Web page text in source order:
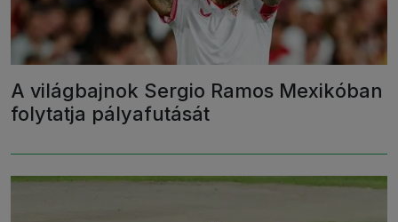
A világbajnok Sergio Ramos Mexikóban
folytatja pályafutását